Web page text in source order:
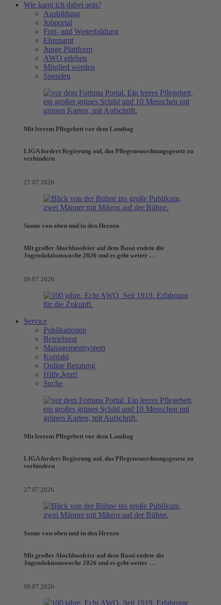
Wie kann ich dabei sein?
Ausbildung
Jobportal
Fort- und Weiterbildung
Ehrenamt
Junge Plattform
AWO erleben
Mitglied werden
Spenden
Mit leerem Pflegebett vor dem Landtag
LIGA fordert Regierung auf, das Pflegeneuordnungsgesetz zu
verhindern
27.07.2026
Sonne von oben und in den Herzen
Mit großer Abschlussfeier auf dem Bassi endete die
Jugendaktionswoche 2026 und es geht weiter …
09.07.2026
Service
Publikationen
Betriebsrat
Managementsystem
Kontakt
Online Beratung
Hilfe.Jetzt!
Suche
Mit leerem Pflegebett vor dem Landtag
LIGA fordert Regierung auf, das Pflegeneuordnungsgesetz zu
verhindern
27.07.2026
Sonne von oben und in den Herzen
Mit großer Abschlussfeier auf dem Bassi endete die
Jugendaktionswoche 2026 und es geht weiter …
09.07.2026